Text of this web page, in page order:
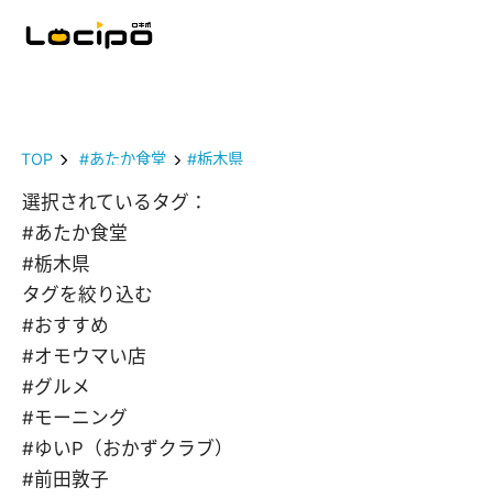
TOP #あたか食堂 #栃木県
選択されているタグ：
#あたか食堂
#栃木県
タグを絞り込む
#おすすめ
#オモウマい店
#グルメ
#モーニング
#ゆいP（おかずクラブ）
#前田敦子